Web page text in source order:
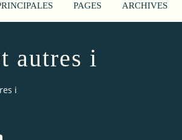
PAGES ARCHIVES
autres i
i